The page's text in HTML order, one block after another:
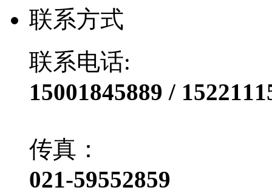
联系方式
联系电话:
15001845889 /
传真：
021-59552859